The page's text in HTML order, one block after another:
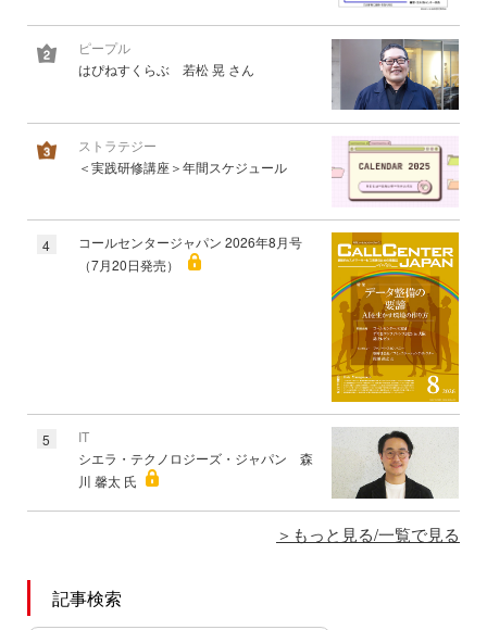
ピープル
はぴねすくらぶ 若松 晃 さん
ストラテジー
＜実践研修講座＞年間スケジュール
4
コールセンタージャパン 2026年8月号
（7月20日発売）
5
IT
シエラ・テクノロジーズ・ジャパン 森
川 馨太 氏
もっと見る/一覧で見る
記事検索